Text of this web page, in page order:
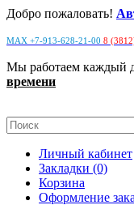
Добро пожаловать!
MAX +7-913-628-21-00 8
Мы работаем каждый
времени
Личный кабинет
Закладки (0)
Корзина
Оформление